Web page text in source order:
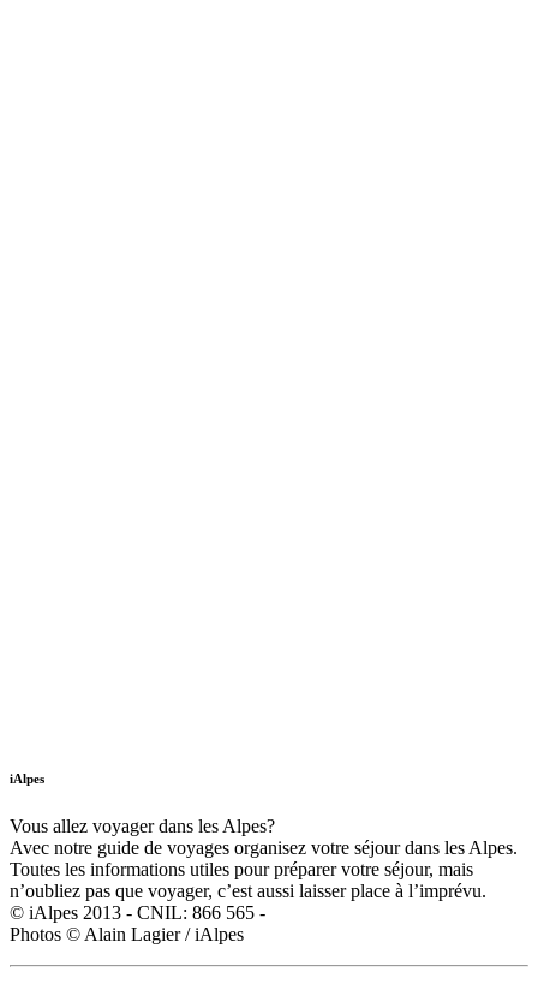
iAlpes
Vous allez voyager dans les Alpes?
Avec notre guide de voyages organisez votre séjour dans les Alpes.
Toutes les informations utiles pour préparer votre séjour, mais
n’oubliez pas que voyager, c’est aussi laisser place à l’imprévu.
© iAlpes 2013 - CNIL: 866 565 -
Photos © Alain Lagier / iAlpes